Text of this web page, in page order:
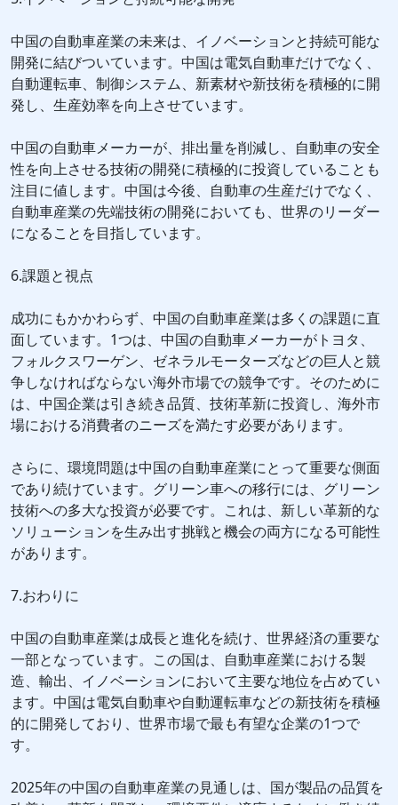
中国の自動車産業の未来は、イノベーションと持続可能な
開発に結びついています。中国は電気自動車だけでなく、
自動運転車、制御システム、新素材や新技術を積極的に開
発し、生産効率を向上させています。
中国の自動車メーカーが、排出量を削減し、自動車の安全
性を向上させる技術の開発に積極的に投資していることも
注目に値します。中国は今後、自動車の生産だけでなく、
自動車産業の先端技術の開発においても、世界のリーダー
になることを目指しています。
6.課題と視点
成功にもかかわらず、中国の自動車産業は多くの課題に直
面しています。1つは、中国の自動車メーカーがトヨタ、
フォルクスワーゲン、ゼネラルモーターズなどの巨人と競
争しなければならない海外市場での競争です。そのために
は、中国企業は引き続き品質、技術革新に投資し、海外市
場における消費者のニーズを満たす必要があります。
さらに、環境問題は中国の自動車産業にとって重要な側面
であり続けています。グリーン車への移行には、グリーン
技術への多大な投資が必要です。これは、新しい革新的な
ソリューションを生み出す挑戦と機会の両方になる可能性
があります。
7.おわりに
中国の自動車産業は成長と進化を続け、世界経済の重要な
一部となっています。この国は、自動車産業における製
造、輸出、イノベーションにおいて主要な地位を占めてい
ます。中国は電気自動車や自動運転車などの新技術を積極
的に開発しており、世界市場で最も有望な企業の1つで
す。
2025年の中国の自動車産業の見通しは、国が製品の品質を